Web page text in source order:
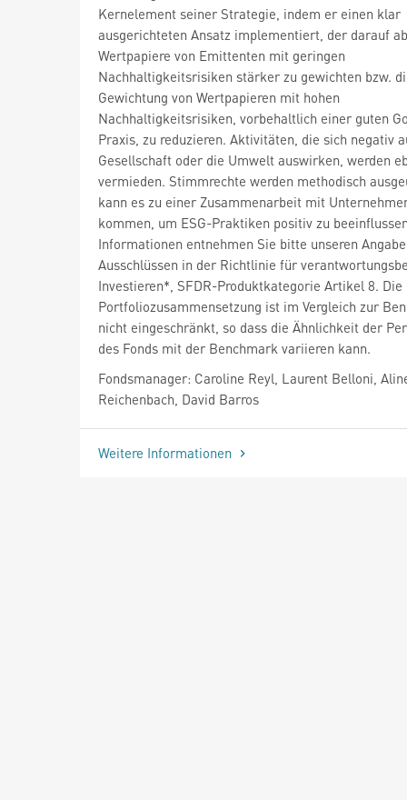
Kernelement seiner Strategie, indem er einen klar
ausgerichteten Ansatz implementiert, der darauf
Wertpapiere von Emittenten mit geringen
Nachhaltigkeitsrisiken stärker zu gewichten bzw.
Gewichtung von Wertpapieren mit hohen
Nachhaltigkeitsrisiken, vorbehaltlich einer guten
Praxis, zu reduzieren. Aktivitäten, die sich negativ
Gesellschaft oder die Umwelt auswirken, werden
vermieden. Stimmrechte werden methodisch
kann es zu einer Zusammenarbeit mit
kommen, um ESG-Praktiken positiv zu
Informationen entnehmen Sie bitte unseren
Ausschlüssen in der Richtlinie für
Investieren*, SFDR-Produktkategorie Artikel 8. Die
Portfoliozusammensetzung ist im Vergleich zur
nicht eingeschränkt, so dass die Ähnlichkeit der
des Fonds mit der Benchmark variieren kann.
Fondsmanager: Caroline Reyl, Laurent Belloni,
Reichenbach, David Barros
Weitere Informationen